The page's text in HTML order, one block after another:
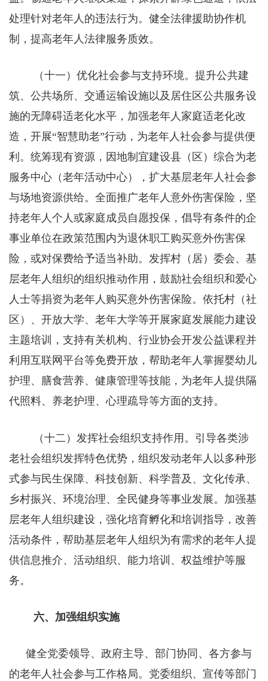
处理针对老年人的违法行为。健全法律援助协作机
制，提高老年人法律服务质效。
（十一）优化社会参与支持环境。提升公共建
筑、公共场所、交通运输设施以及居住区公共服务设
施的无障碍适老化水平，加强老年人家庭适老化改
造，开展“智慧助老”行动，为老年人社会参与提供便
利。统筹现有资源，因地制宜建设县（区）综合为老
服务中心（老年活动中心），扩大基层老年人社会参
与场地资源供给。全面推广老年人意外伤害保险，坚
持老年人个人或家庭成员自愿投保，倡导有条件的企
事业单位在政策范围内为退休职工购买意外伤害保
险，或对保费给予适当补助。发挥村（居）委会、基
层老年人组织的组织推动作用，鼓励社会组织和爱心
人士等捐资为老年人购买意外伤害保险。依托村（社
区）、开放大学、老年大学等开展家庭发展能力建设
主题培训，支持有关机构、行业协会开发公益课程并
利用互联网平台等免费开放，帮助老年人掌握婴幼儿
护理、膳食营养、健康管理等技能，为老年人提供隔
代照料、养老护理、心理疏导等方面的支持。
（十二）发挥社会组织支持作用。引导各类涉
老社会组织发挥特色优势，组织发动老年人以多种形
式参与民生保障、科技创新、科学普及、文化传承、
乡村振兴、环境治理、全民健身等事业发展。加强基
层老年人组织建设，强化培育孵化和培训指导，改善
活动条件，帮助基层老年人组织为有需求的老年人提
供信息推介、活动组织、能力培训、权益维护等服
务。
六、加强组织实施
健全党委领导、政府主导、部门协同、各方参与
的老年人社会参与工作格局。党委组织、宣传等部门